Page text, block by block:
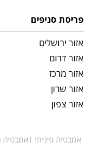
פריסת סניפים
אזור ירושלים
אזור דרום
אזור מרכז
אזור שרון
אזור צפון
אמבטיה פיניתי אמבטיה